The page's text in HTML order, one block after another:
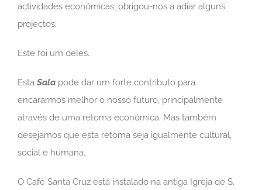
actividades económicas, obrigou-nos a adiar alguns
projectos.
Este foi um deles.
Esta Sala pode dar um forte contributo para
encararmos melhor o nosso futuro, principalmente
através de uma retoma económica. Mas também
desejamos que esta retoma seja igualmente cultural,
social e humana.
O Café Santa Cruz está instalado na antiga Igreja de S.